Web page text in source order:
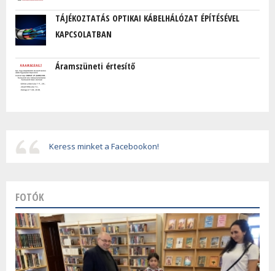
TÁJÉKOZTATÁS OPTIKAI KÁBELHÁLÓZAT ÉPÍTÉSÉVEL
KAPCSOLATBAN
Áramszüneti értesítő
Keress minket a Facebookon!
FOTÓK